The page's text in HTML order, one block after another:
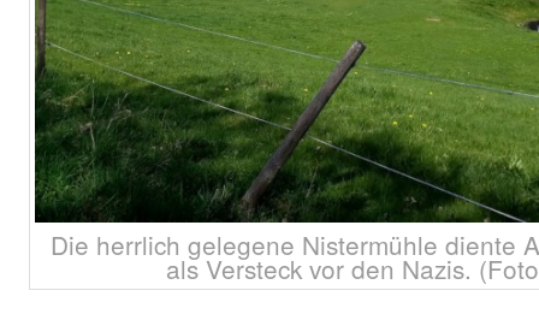
Die herrlich gelegene Nistermühle diente
als Versteck vor den Nazis.